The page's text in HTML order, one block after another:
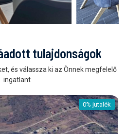
tulajdonságok
és válassza ki az Önnek megfelelő
ingatlant